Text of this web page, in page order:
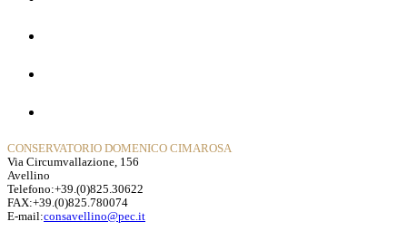
CONSERVATORIO DOMENICO CIMAROSA
Via Circumvallazione, 156
Avellino
Telefono:+39.(0)825.30622
FAX:+39.(0)825.780074
E-mail:consavellino@pec.it